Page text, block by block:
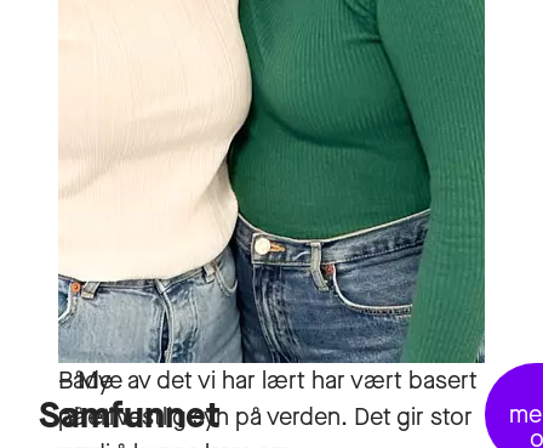
Samfunnet
Både
Cherine
– Mye av det vi har lært har vært basert
på et vestlig syn på verden. Det gir stor